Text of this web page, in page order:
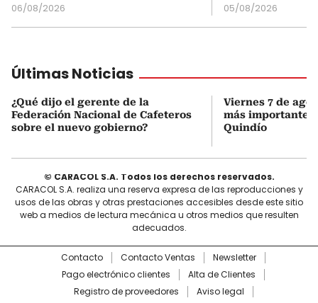
06/08/2026 05/08/2026
Últimas Noticias
¿Qué dijo el gerente de la
Federación Nacional de Cafeteros
sobre el nuevo gobierno?
Viernes 7 de
más importantes
Quindío
© CARACOL S.A. Todos los derechos reservados.
CARACOL S.A. realiza una reserva expresa de las reproducciones y
usos de las obras y otras prestaciones accesibles desde este sitio
web a medios de lectura mecánica u otros medios que resulten
adecuados.
Contacto Contacto Ventas
Newsletter
Pago electrónico clientes
Alta de Clientes
Registro de proveedores
Aviso legal